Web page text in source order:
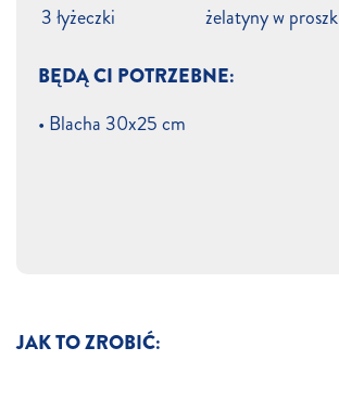
JAK TO ZROBIĆ:
3 łyżeczki
żelatyny w
BĘDĄ CI POTRZEBNE:
• Blacha 30x25 cm